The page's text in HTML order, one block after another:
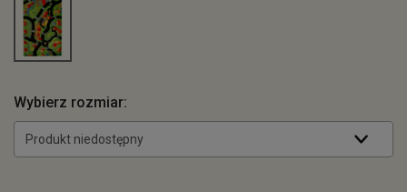
Wybierz rozmiar:
Produkt niedostępny